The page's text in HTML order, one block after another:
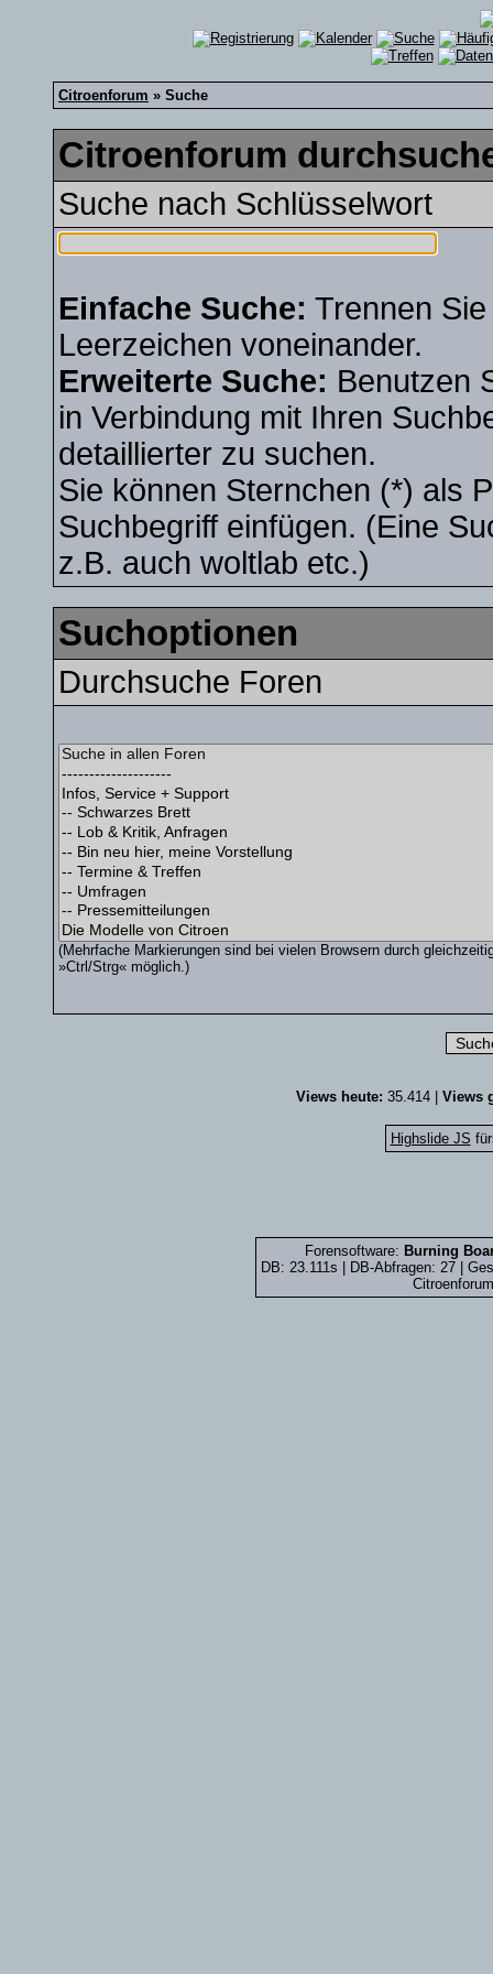
Citroenforum » Suche
Citroenforum
Suche nach Schlüsselwort
Einfache Suche: Trennen
Leerzeichen voneinander.
Erweiterte Suche: Benutzen
in Verbindung mit Ihren
detaillierter zu suchen.
Sie können Sternchen (*) als
Suchbegriff einfügen. (Eine
z.B. auch woltlab etc.)
Suchoptionen
Durchsuche Foren
(Mehrfache Markierungen sind bei vielen Browsern durch
»Ctrl/Strg« möglich.)
Views heute: 35.414 | Views
Highslide JS
Forensoftware: Burning
DB: 23.111s | DB-Abfragen: 27 |